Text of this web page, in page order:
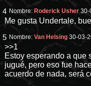
4 Nombre: Roderick Usher 30-
Me gusta Undertale,
5 Nombre:Van Helsing 30-03-
>>1
Estoy esperando a que
jugué, pero eso fue
acuerdo de nada, será